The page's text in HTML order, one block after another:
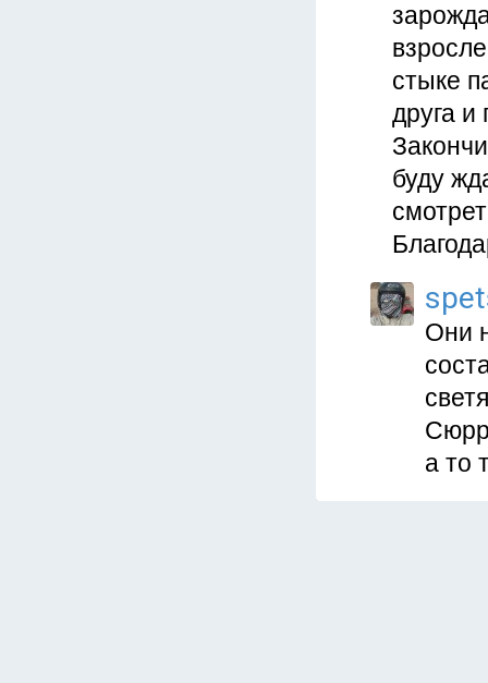
стыке
друга и
буду
Они
а то